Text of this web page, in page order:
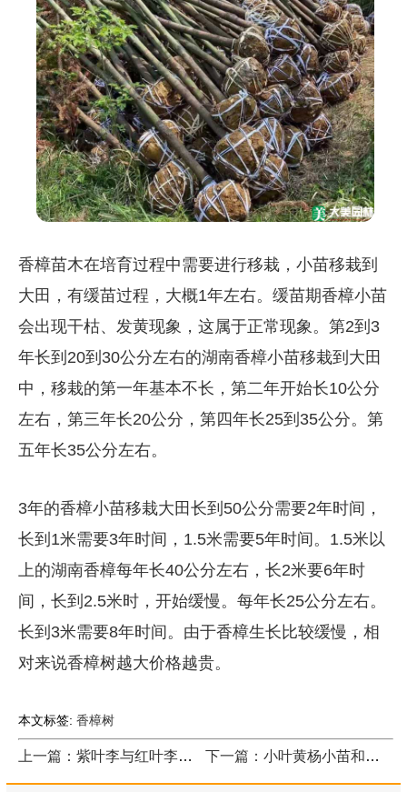
香樟苗木在培育过程中需要进行移栽，小苗移栽到
大田，有缓苗过程，大概1年左右。缓苗期香樟小苗
会出现干枯、发黄现象，这属于正常现象。第2到3
年长到20到30公分左右的湖南香樟小苗移栽到大田
中，移栽的第一年基本不长，第二年开始长10公分
左右，第三年长20公分，第四年长25到35公分。第
五年长35公分左右。
3年的香樟小苗移栽大田长到50公分需要2年时间，
长到1米需要3年时间，1.5米需要5年时间。1.5米以
上的湖南香樟每年长40公分左右，长2米要6年时
间，长到2.5米时，开始缓慢。每年长25公分左右。
长到3米需要8年时间。由于香樟生长比较缓慢，相
对来说香樟树越大价格越贵。
本文标签: 香樟树
上一篇：紫叶李与红叶李是不是同一种苗木 下一篇：小叶黄杨小苗和大叶黄杨小苗的区别